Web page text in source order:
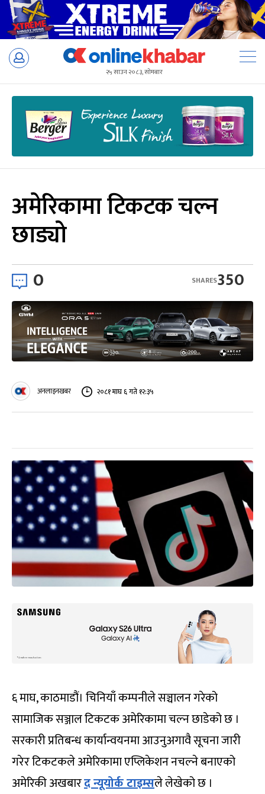
Skip
२५ साउन २०८३, सोमबार
अमेरिकामा टिकटक चल्न
छाड्यो
0 350
SHARES
अनलाइनखबर २०८१ माघ ६ गते १२:३५
६ माघ, काठमाडौं। चिनियाँ कम्पनीले सञ्चालन गरेको
सामाजिक सञ्जाल टिकटक अमेरिकामा चल्न छाडेको छ ।
सरकारी प्रतिबन्ध कार्यान्वयनमा आउनुअगावै सूचना जारी
गरेर टिकटकले अमेरिकामा एप्लिकेशन नचल्ने बनाएको
अमेरिकी अखबारद न्यूयोर्क टाइम्सले लेखेको छ ।